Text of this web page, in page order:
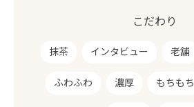
こだわり
抹茶 インタビュー 老舗
ふわふわ 濃厚 もちもち